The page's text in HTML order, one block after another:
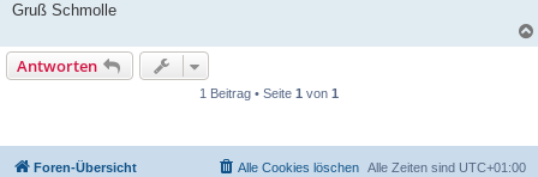
Gruß Schmolle
Antworten
1 Beitrag • Seite 1 von 1
Foren-Übersicht Alle Zeiten sind UTC+01:00
Alle Cookies löschen